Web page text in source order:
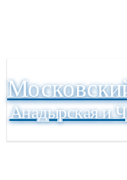
Анадырская и